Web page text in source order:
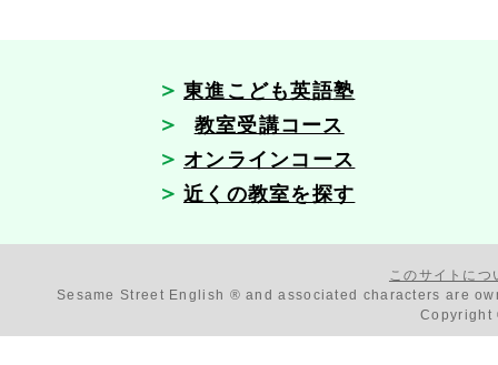
東進こども英語塾
教室受講コース
オンラインコース
近くの教室を探す
このサイトにつ
Sesame Street English ® and associated characters are
Copyright